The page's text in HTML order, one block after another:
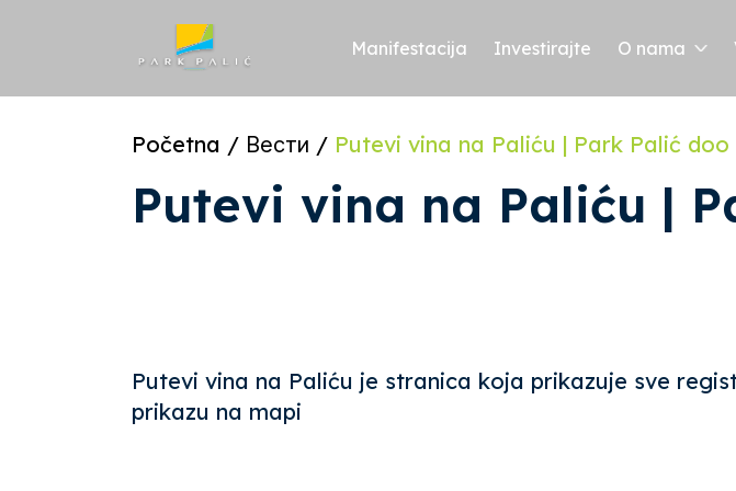
Manifestacija Investirajte O nama
Početna / Вести / Putevi vina na Paliću | Park Palić doo
Putevi vina na Paliću |
Putevi vina na Paliću je stranica koja prikazuje sve
prikazu na mapi